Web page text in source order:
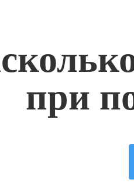
при